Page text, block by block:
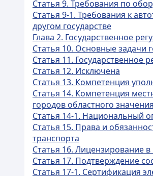
Статья 9. Требования по
Статья 9-1. Требования к
другом государстве
Глава 2. Государственное
Статья 10. Основные задачи
Статья 11. Государственное
Статья 12. Исключена
Статья 13. Компетенция
Статья 14. Компетенция
городов областного значения
Статья 14-1. Национальный
Статья 15. Права и
транспорта
Статья 16. Лицензирование
Статья 17. Подтверждение
Статья 17-1. Сертификация